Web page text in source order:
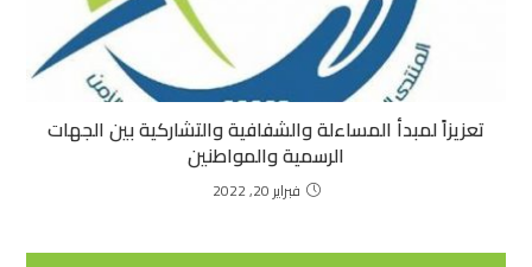
تعزيزاً لمبدأ المساءلة والشفافية والتشاركية بين الجهات
الرسمية والمواطنين
فبراير 20, 2022